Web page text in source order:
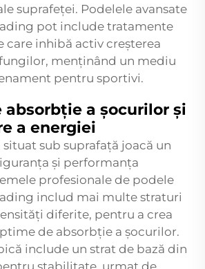
suprafeței. Podelele avansate
pot include tratamente
inhibă activ creșterea
menținând un mediu
pentru sportivi.
absorbție a șocurilor și
a energiei
situat sub suprafață joacă un
și performanța
profesionale de podele
includ mai multe straturi
diferite, pentru a crea
de absorbție a șocurilor.
include un strat de bază din
stabilitate, urmat de